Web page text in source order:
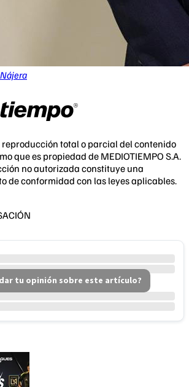
total o parcial del contenido
que es propiedad de MEDIOTIEMPO S.A.
no autorizada constituye una
de conformidad con las leyes aplicables.
tu opinión sobre este artículo?